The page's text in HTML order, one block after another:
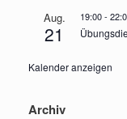
Aug.
21
19:00-
Kalender anzeigen
Archiv